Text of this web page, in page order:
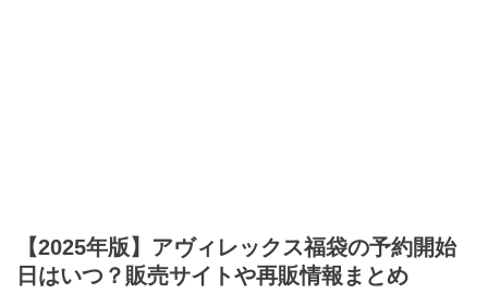
【2025年版】アヴィレックス福袋の予約開始
日はいつ？販売サイトや再販情報まとめ